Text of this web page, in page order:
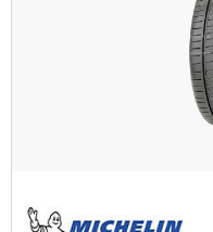
Pkw (46)